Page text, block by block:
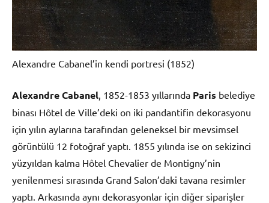
Alexandre Cabanel’in kendi portresi (1852)
Alexandre Cabanel , 1852-1853 yıllarında Paris belediye
binası Hôtel de Ville’deki on iki pandantifin dekorasyonu
için yılın aylarına tarafından geleneksel bir mevsimsel
görüntülü 12 fotoğraf yaptı. 1855 yılında ise on sekizinci
yüzyıldan kalma Hôtel Chevalier de Montigny’nin
yenilenmesi sırasında Grand Salon’daki tavana resimler
yaptı. Arkasında aynı dekorasyonlar için diğer siparişler